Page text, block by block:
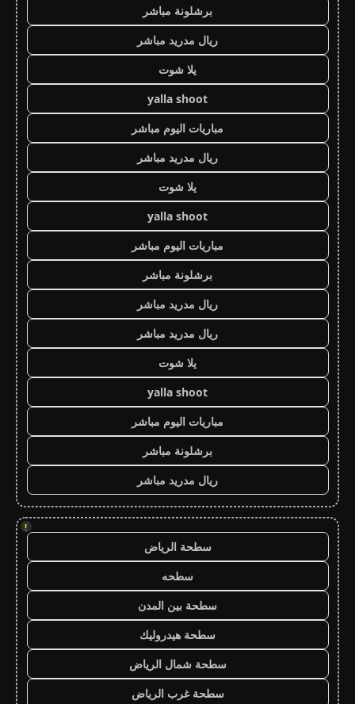
برشلونة مباشر
ريال مدريد مباشر
يلا شوت
yalla shoot
مباريات اليوم مباشر
ريال مدريد مباشر
يلا شوت
yalla shoot
مباريات اليوم مباشر
برشلونة مباشر
ريال مدريد مباشر
ريال مدريد مباشر
يلا شوت
yalla shoot
مباريات اليوم مباشر
برشلونة مباشر
ريال مدريد مباشر
!
سطحة الرياض
سطحه
سطحة بين المدن
سطحة هيدروليك
سطحة شمال الرياض
سطحة غرب الرياض